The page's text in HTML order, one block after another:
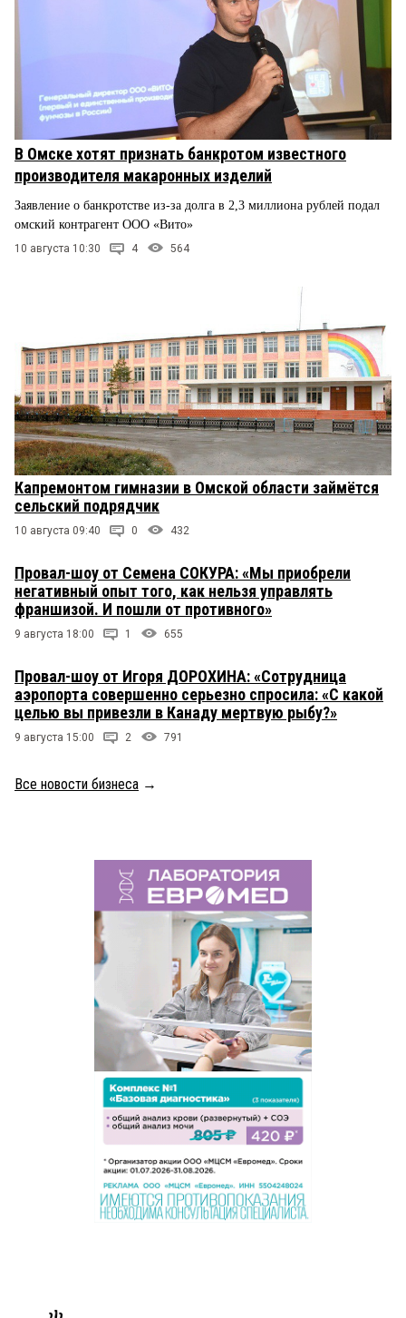
В Омске хотят признать банкротом известного
производителя макаронных изделий
Заявление о банкротстве из-за долга в 2,3 миллиона рублей подал
омский контрагент ООО «Вито»
10 августа 10:30 4 564
Капремонтом гимназии в Омской области займётся
сельский подрядчик
10 августа 09:40 0 432
Провал-шоу от Семена СОКУРА: «Мы приобрели
негативный опыт того, как нельзя управлять
франшизой. И пошли от противного»
9 августа 18:00 1 655
Провал-шоу от Игоря ДОРОХИНА: «Сотрудница
аэропорта совершенно серьезно спросила: «С какой
целью вы привезли в Канаду мертвую рыбу?»
9 августа 15:00 2 791
Все новости бизнеса →